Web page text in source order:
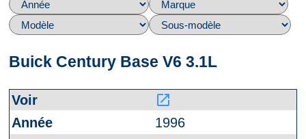
Buick Century Base V6 3.1L
launch
1996